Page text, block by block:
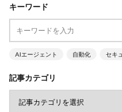
キーワード
AIエージェント 自動化 セキ
記事カテゴリ